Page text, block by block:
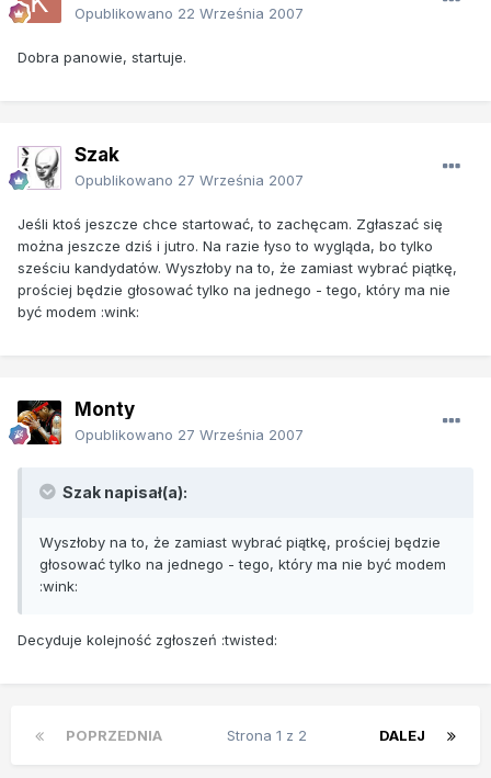
Opublikowano 22 Września 2007
Dobra panowie, startuje.
Szak
Opublikowano 27 Września 2007
Jeśli ktoś jeszcze chce startować, to zachęcam. Zgłaszać się
można jeszcze dziś i jutro. Na razie łyso to wygląda, bo tylko
sześciu kandydatów. Wyszłoby na to, że zamiast wybrać piątkę,
prościej będzie głosować tylko na jednego - tego, który ma nie
być modem :wink:
Monty
Opublikowano 27 Września 2007
Szak napisał(a):
Wyszłoby na to, że zamiast wybrać piątkę, prościej będzie
głosować tylko na jednego - tego, który ma nie być modem
:wink:
Decyduje kolejność zgłoszeń :twisted:
POPRZEDNIA DALEJ
Strona 1 z 2